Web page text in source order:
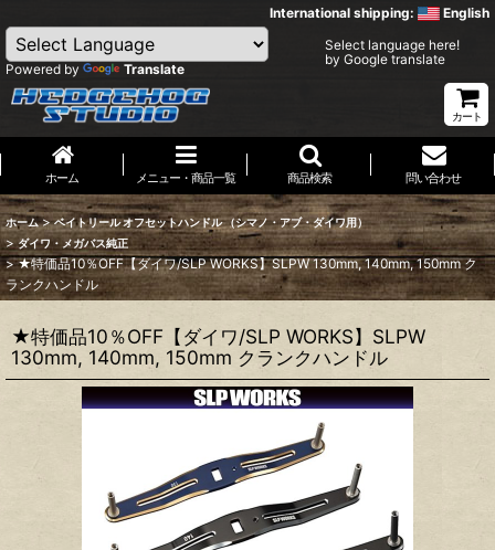
International shipping: English
Powered by Translate
Select language here!
by Google translate
カート
ホーム メニュー・商品一覧 商品検索 問い合わせ
ホーム > ベイトリール オフセットハンドル （シマノ・アブ・ダイワ用）
> ダイワ・メガバス純正
> ★特価品10％OFF【ダイワ/SLP WORKS】SLPW 130mm, 140mm, 150mm ク
ランクハンドル
★特価品10％OFF【ダイワ/SLP WORKS】SLPW
130mm, 140mm, 150mm クランクハンドル